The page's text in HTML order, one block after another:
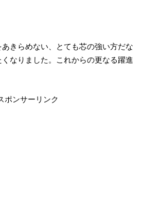
きらめない、とても芯の強い方だな
なりました。これからの更なる躍進
ポンサーリンク